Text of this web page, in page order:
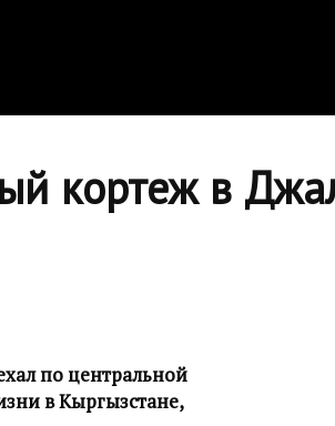
кортеж в
по центральной
в Кыргызстане,